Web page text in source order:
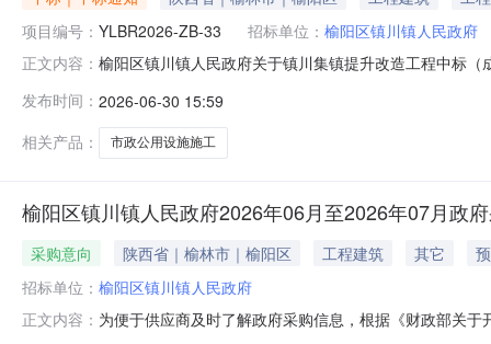
项目编号： YLBR2026-ZB-33 招标单位： 榆阳区镇川镇人民政府
正文内容： 榆阳区镇川镇人民政府关于镇川集镇提升改造工程中标
工程):工程类（榆林市庆达建筑工程有限公司）品目号品
发布时间： 2026-06-30 15:59
相关产品：
市政公用设施施工
榆阳区镇川镇人民政府2026年06月至2026年07月政
采购意向 陕西省｜榆林市｜榆阳区 工程建筑 其它
招标单位： 榆阳区镇川镇人民政府
正文内容： 为便于供应商及时了解政府采购信息，根据《财政部关